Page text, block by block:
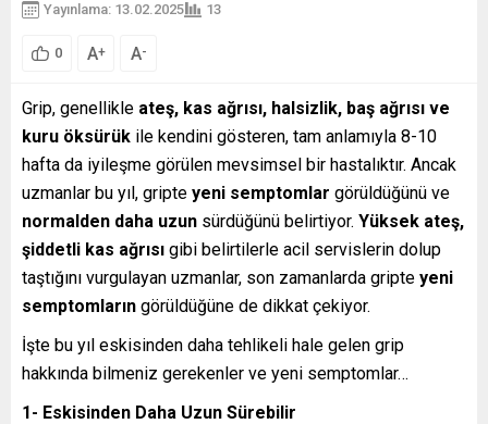
Yayınlama: 13.02.2025 13
0 A+ A-
Grip, genellikle ateş, kas ağrısı, halsizlik, baş ağrısı ve
kuru öksürük ile kendini gösteren, tam anlamıyla 8-10
hafta da iyileşme görülen mevsimsel bir hastalıktır. Ancak
uzmanlar bu yıl, gripte yeni semptomlar görüldüğünü ve
normalden daha uzun sürdüğünü belirtiyor. Yüksek ateş,
şiddetli kas ağrısı gibi belirtilerle acil servislerin dolup
taştığını vurgulayan uzmanlar, son zamanlarda gripte yeni
semptomların görüldüğüne de dikkat çekiyor.
İşte bu yıl eskisinden daha tehlikeli hale gelen grip
hakkında bilmeniz gerekenler ve yeni semptomlar…
1- Eskisinden Daha Uzun Sürebilir